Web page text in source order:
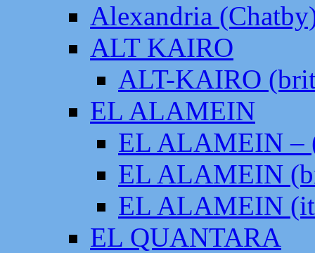
Alexandria
ALT KAIRO
ALT-KAIRO
EL ALAMEIN
EL ALAMEIN –
EL ALAMEIN
EL ALAMEIN
EL QUANTARA